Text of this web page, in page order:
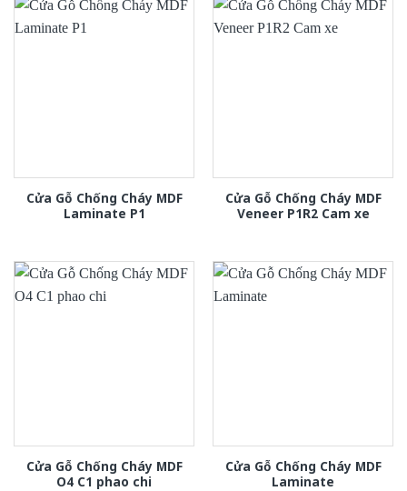
Cửa Gỗ Chống Cháy MDF
Laminate P1
Cửa Gỗ Chống Cháy MDF
Veneer P1R2 Cam xe
Cửa Gỗ Chống Cháy MDF
O4 C1 phao chi
Cửa Gỗ Chống Cháy MDF
Laminate